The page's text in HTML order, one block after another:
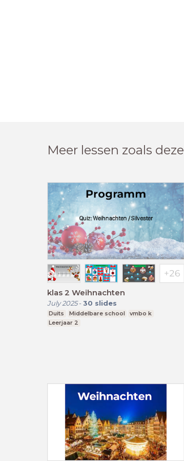
Meer lessen zoals deze
klas 2 Weihnachten
July 2025- 30 slides
Duits Middelbare school
vmbo k
Leerjaar 2